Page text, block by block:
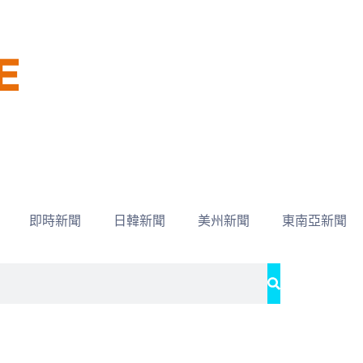
即時新聞 日韓新聞 美州新聞 東南亞新聞